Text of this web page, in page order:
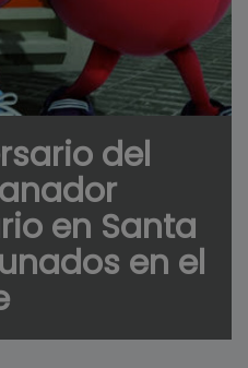
del
en Santa
en el